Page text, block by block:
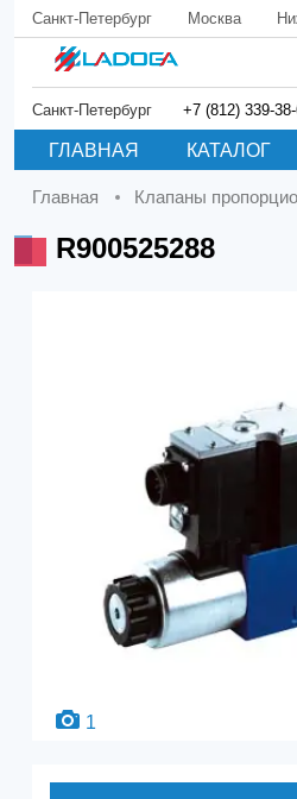
Санкт-Петербург Москва
Санкт-Петербург +7 (812) 339-
ГЛАВНАЯ КАТАЛОГ
Главная Клапаны
R900525288
1